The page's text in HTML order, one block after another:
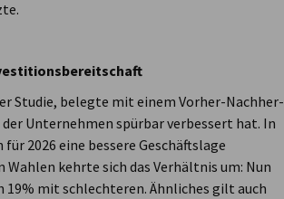
Studie, belegte mit einem Vorher-Nachher-
Unternehmen spürbar verbessert hat. In
2026 eine bessere Geschäftslage
kehrte sich das Verhältnis um: Nun
19% mit schlechteren. Ähnliches gilt auch